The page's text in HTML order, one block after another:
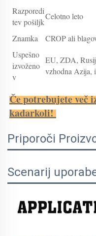
Razporedi
tev pošiljk
Celotno leto
Znamka
CROP ali
Uspešno
izvoženo
v
EU, ZDA,
vzhodna Azija,
Če potrebujete več
kadarkoli!
Priporoči
Scenarij